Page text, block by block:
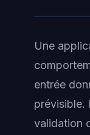
Une
entrée
validation